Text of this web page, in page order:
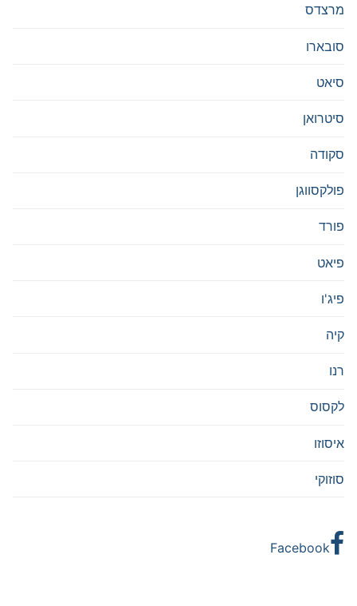
מרצדס
סובארו
סיאט
סיטרואן
סקודה
פולקסווגן
פורד
פיאט
פיג'ו
קיה
רנו
לקסוס
איסוזו
סוזוקי
Facebook